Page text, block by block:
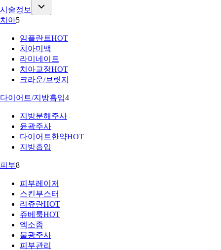
시술정보
치아5
임플란트HOT
치아미백
라미네이트
치아교정HOT
크라운/브릿지
다이어트/지방흡입4
지방분해주사
윤곽주사
다이어트한약HOT
지방흡입
피부8
피부레이저
스킨부스터
리쥬란HOT
쥬베룩HOT
엑소좀
물광주사
피부관리